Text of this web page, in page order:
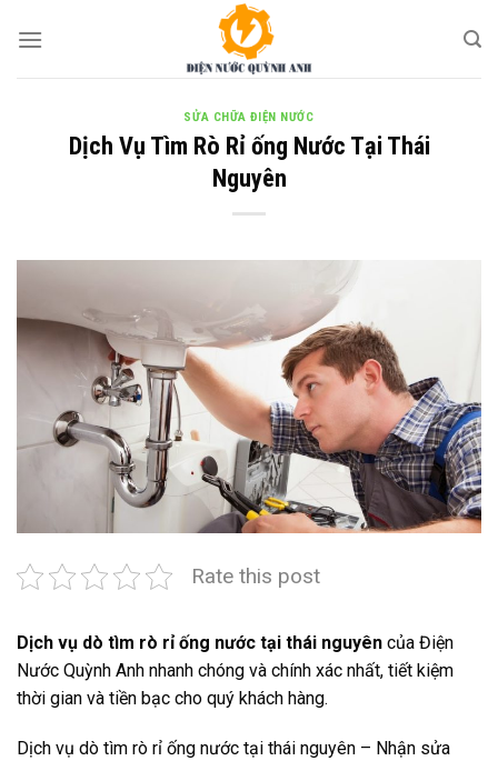
SỬA CHỮA ĐIỆN NƯỚC
Dịch Vụ Tìm Rò Rỉ ống Nước Tại Thái
Nguyên
Rate this post
Dịch vụ dò tìm rò rỉ ống nước tại thái nguyên của Điện
Nước Quỳnh Anh nhanh chóng và chính xác nhất, tiết kiệm
thời gian và tiền bạc cho quý khách hàng.
Dịch vụ dò tìm rò rỉ ống nước tại thái nguyên – Nhận sửa